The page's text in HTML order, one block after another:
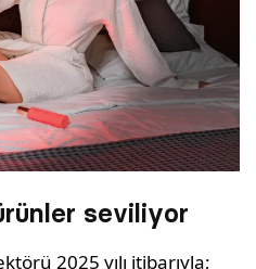
seviliyor
2025 yılı itiba­rıyla;